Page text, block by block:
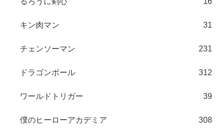
キン肉マン 31
チェンソーマン 231
ドラゴンボール 312
ワールドトリガー 39
僕のヒーローアカデミア 308